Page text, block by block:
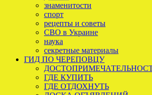
знаменитости
спорт
рецепты и советы
СВО в Украине
наука
секретные материалы
ГИД ПО ЧЕРЕПОВЦУ
ГДЕ КУПИТЬ
ГДЕ ОТДОХНУТЬ